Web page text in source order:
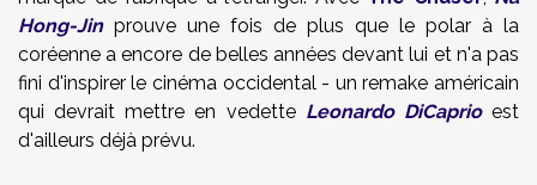
Hong-Jinprouve une fois de plus que le polar à la
coréenne a encore de belles années devant lui et n'a pas
fini d'inspirer le cinéma occidental - un remake américain
qui devrait mettre en vedette Leonardo DiCaprioest
d'ailleurs déjà prévu.